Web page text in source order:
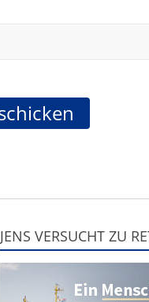
JENS VERSUCHT ZU